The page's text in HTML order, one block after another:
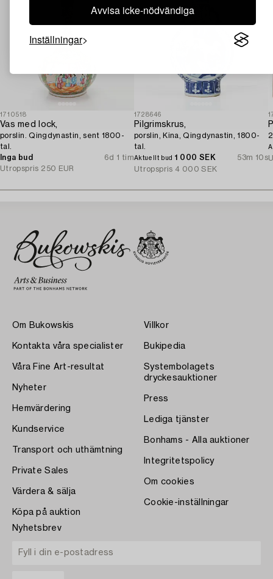
Avvisa icke-nödvändiga
Inställningar
1710518
Vas med lock,
porslin. Qingdynastin, sent 1800-
tal.
Inga bud
6d 1 tim
Utropspris 250 EUR
1728646
Pilgrimskrus,
porslin, Kina, Qingdynastin, 1800-
tal.
Aktuellt bud 1 000 SEK
53m 10s
Utropspris 4 000 SEK
Om Bukowskis
Kontakta våra specialister
Våra Fine Art-resultat
Nyheter
Hemvärdering
Kundservice
Transport och uthämtning
Private Sales
Värdera & sälja
Köpa på auktion
Villkor
Bukipedia
Systembolagets
dryckesauktioner
Press
Lediga tjänster
Bonhams - Alla auktioner
Integritetspolicy
Om cookies
Cookie-inställningar
Nyhetsbrev